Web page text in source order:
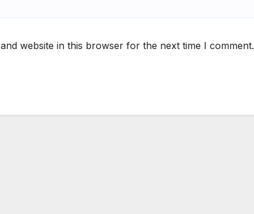
website in this browser for the next time I comment.